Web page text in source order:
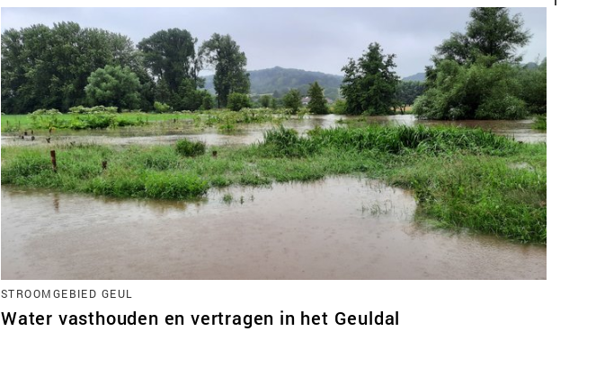
STROOMGEBIED GEUL
Water vasthouden en vertragen in het Geuldal